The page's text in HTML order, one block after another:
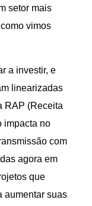
setor mais
vimos
a investir, e
linearizadas
RAP (Receita
impacta no
com
agora em
que
aumentar suas